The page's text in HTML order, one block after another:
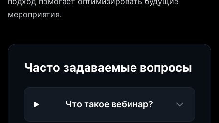
мероприятия.
Часто задаваемые вопросы
Что такое вебинар?